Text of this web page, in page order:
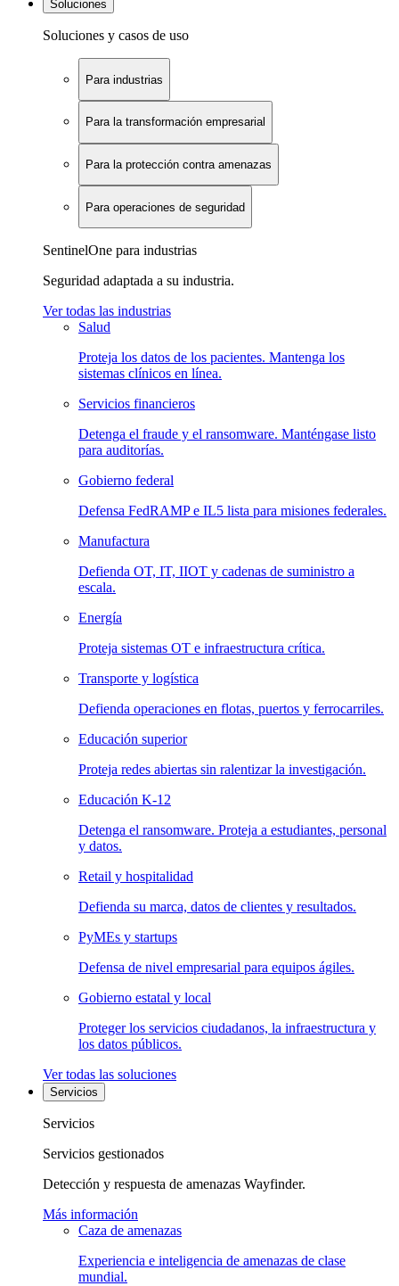
Soluciones
Soluciones y casos de uso
Para industrias
Para la transformación empresarial
Para la protección contra amenazas
Para operaciones de seguridad
SentinelOne para industrias
Seguridad adaptada a su industria.
Ver todas las industrias
Salud
Proteja los datos de los pacientes. Mantenga los
sistemas clínicos en línea.
Servicios financieros
Detenga el fraude y el ransomware. Manténgase listo
para auditorías.
Gobierno federal
Defensa FedRAMP e IL5 lista para misiones federales.
Manufactura
Defienda OT, IT, IIOT y cadenas de suministro a
escala.
Energía
Proteja sistemas OT e infraestructura crítica.
Transporte y logística
Defienda operaciones en flotas, puertos y ferrocarriles.
Educación superior
Proteja redes abiertas sin ralentizar la investigación.
Educación K-12
Detenga el ransomware. Proteja a estudiantes, personal
y datos.
Retail y hospitalidad
Defienda su marca, datos de clientes y resultados.
PyMEs y startups
Defensa de nivel empresarial para equipos ágiles.
Gobierno estatal y local
Proteger los servicios ciudadanos, la infraestructura y
los datos públicos.
Ver todas las soluciones
Servicios
Servicios
Servicios gestionados
Detección y respuesta de amenazas Wayfinder.
Más información
Caza de amenazas
Experiencia e inteligencia de amenazas de clase
mundial.